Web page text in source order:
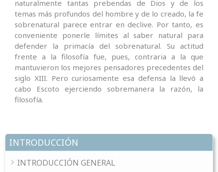
INTRODUCCIÓN
INTRODUCCIÓN GENERAL
naturalmente tantas prebendas de Dios y de los
temas más profundos del hombre y de lo creado, la fe
sobrenatural parece entrar en declive. Por tanto, es
conveniente ponerle límites al saber natural para
defender la primacía del sobrenatural. Su actitud
frente a la filosofía fue, pues, contraria a la que
mantuvieron los mejores pensadores precedentes del
siglo XIII. Pero curiosamente esa defensa la llevó a
cabo Escoto ejerciendo sobremanera la razón, la
filosofía.